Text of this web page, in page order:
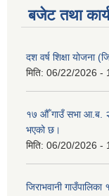
बजेट तथा
दश वर्ष शिक्षा योजना
मिति: 06/22/2026 -
१७ औँ गाउँ सभा आ.ब.
भएको छ।
मिति: 06/20/2026 -
जिराभवानी